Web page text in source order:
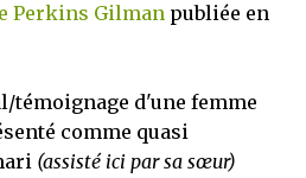
Perkins Gilman publiée en
témoignage d'une femme
comme quasi
(assisté ici par sa sœur)